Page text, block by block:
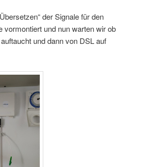
der Signale für den
vormontiert und nun warten wir ob
und dann von DSL auf